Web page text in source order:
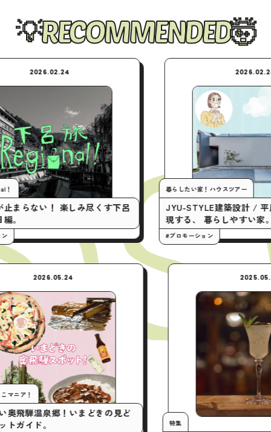
RECOMMENDED
楽しみ尽くす下呂
暮らしたい家！ハウスツアー
JYU-STYLE建築設計 / 平屋の間取り
現する、 暮らしやすい家。
#プロモーション
2026.05.24
今月の行くとこマニア！
いまアツい奥飛騨温泉郷！いまどきの見ど
ころスポットガイド。